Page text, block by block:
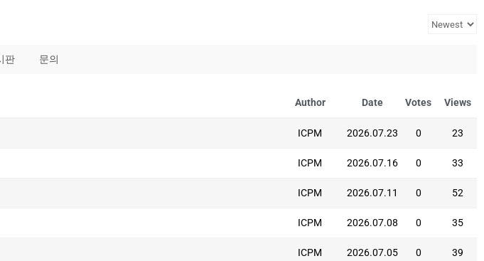
판 문의
Author Date Votes Views
ICPM 2026.07.23 0 23
ICPM 2026.07.16 0 33
ICPM 2026.07.11 0 52
ICPM 2026.07.08 0 35
ICPM 2026.07.05 0 39